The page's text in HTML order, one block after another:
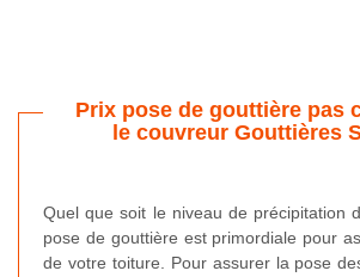
Prix pose de gouttière pas
le couvreur Gouttières
Quel que soit le niveau de précipitation
pose de gouttière est primordiale pour
de votre toiture. Pour assurer la pose